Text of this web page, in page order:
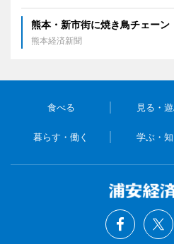
熊本・新市街に焼き鳥チェー
熊本経済新聞
食べる 見る・
暮らす・働く 学ぶ・